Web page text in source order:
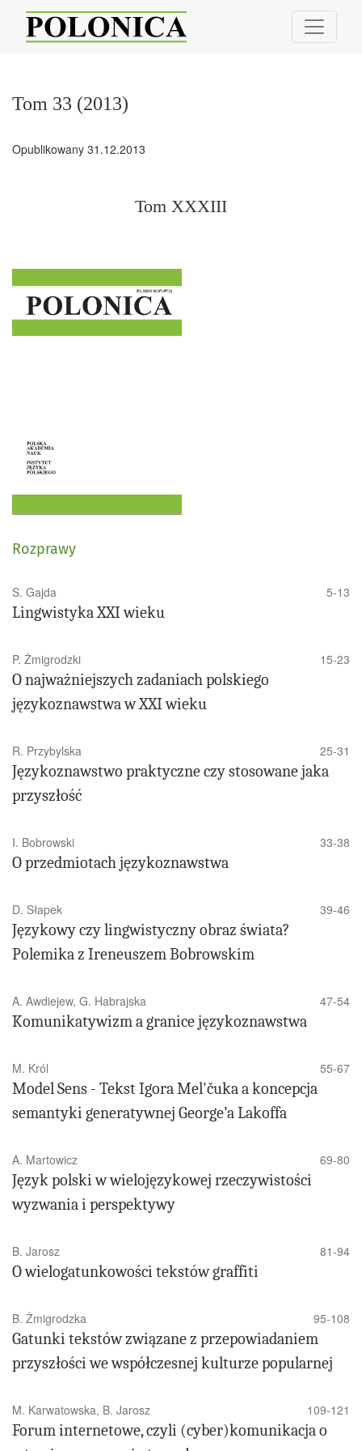
Tom 33 (2013): Tom XXXIII
Tom 33 (2013)
Opublikowany 31.12.2013
Tom XXXIII
Rozprawy
S. Gajda 5-13
Lingwistyka XXI wieku
P. Żmigrodzki 15-23
O najważniejszych zadaniach polskiego
językoznawstwa w XXI wieku
R. Przybylska 25-31
Językoznawstwo praktyczne czy stosowane jaka
przyszłość
I. Bobrowski 33-38
O przedmiotach językoznawstwa
D. Słapek 39-46
Językowy czy lingwistyczny obraz świata?
Polemika z Ireneuszem Bobrowskim
A. Awdiejew, G. Habrajska 47-54
Komunikatywizm a granice językoznawstwa
M. Król 55-67
Model Sens - Tekst Igora Mel'čuka a koncepcja
semantyki generatywnej George’a Lakoffa
A. Martowicz 69-80
Język polski w wielojęzykowej rzeczywistości
wyzwania i perspektywy
B. Jarosz 81-94
O wielogatunkowości tekstów graffiti
B. Żmigrodzka 95-108
Gatunki tekstów związane z przepowiadaniem
przyszłości we współczesnej kulturze popularnej
M. Karwatowska, B. Jarosz 109-121
Forum internetowe, czyli (cyber)komunikacja o